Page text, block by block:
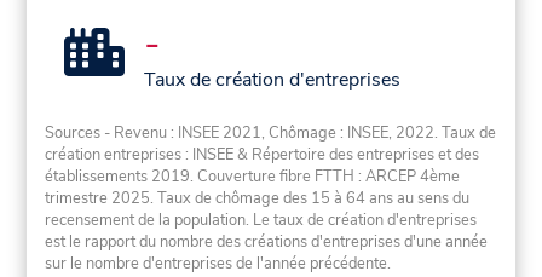
-
Taux de création d'entreprises
Sources - Revenu : INSEE 2021, Chômage : INSEE, 2022. Taux de
création entreprises : INSEE & Répertoire des entreprises et des
établissements 2019. Couverture fibre FTTH : ARCEP 4ème
trimestre 2025. Taux de chômage des 15 à 64 ans au sens du
recensement de la population. Le taux de création d'entreprises
est le rapport du nombre des créations d'entreprises d'une année
sur le nombre d'entreprises de l'année précédente.